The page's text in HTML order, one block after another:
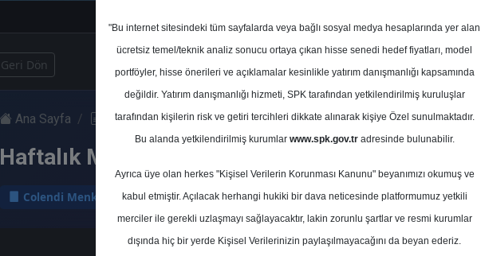
Geri Dön
Ana Sayfa Raporlar Colendi Menkul Rapor Detay
Haftalık Model Portföy
Colendi Menkul 06 Ekim 2025
"Bu internet sitesindeki tüm sayfalarda veya bağlı sosyal medya hesaplarında yer alan
ücretsiz temel/teknik analiz sonucu ortaya çıkan hisse senedi hedef fiyatları, model
portföyler, hisse önerileri ve açıklamalar kesinlikle yatırım danışmanlığı kapsamında
değildir. Yatırım danışmanlığı hizmeti, SPK tarafından yetkilendirilmiş kuruluşlar
tarafından kişilerin risk ve getiri tercihleri dikkate alınarak kişiye Özel sunulmaktadır.
Bu alanda yetkilendirilmiş kurumlar www.spk.gov.tradresinde bulunabilir.
Ayrıca üye olan herkes "Kişisel Verilerin Korunması Kanunu" beyanımızı okumuş ve
kabul etmiştir. Açılacak herhangi hukiki bir dava neticesinde platformumuz yetkili
merciler ile gerekli uzlaşmayı sağlayacaktır, lakin zorunlu şartlar ve resmi kurumlar
dışında hiç bir yerde Kişisel Verilerinizin paylaşılmayacağını da beyan ederiz.